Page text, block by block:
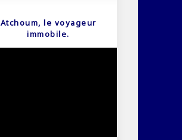
Atchoum, le voyageur
immobile.